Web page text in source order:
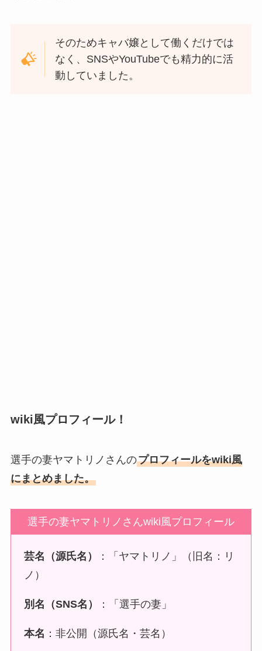
そのためキャバ嬢として働くだけでは
なく、SNSやYouTubeでも精力的に活
動していました。
wiki風プロフィール！
選手の妻ヤマトリノさんのプロフィールをwiki風
にまとめました。
選手の妻ヤマトリノさんwiki風プロフィール
芸名（源氏名）
：「ヤマトリノ」（旧名：リ
ノ）
別名（SNS名） ：「選手の妻」
本名 ：非公開（源氏名・芸名）